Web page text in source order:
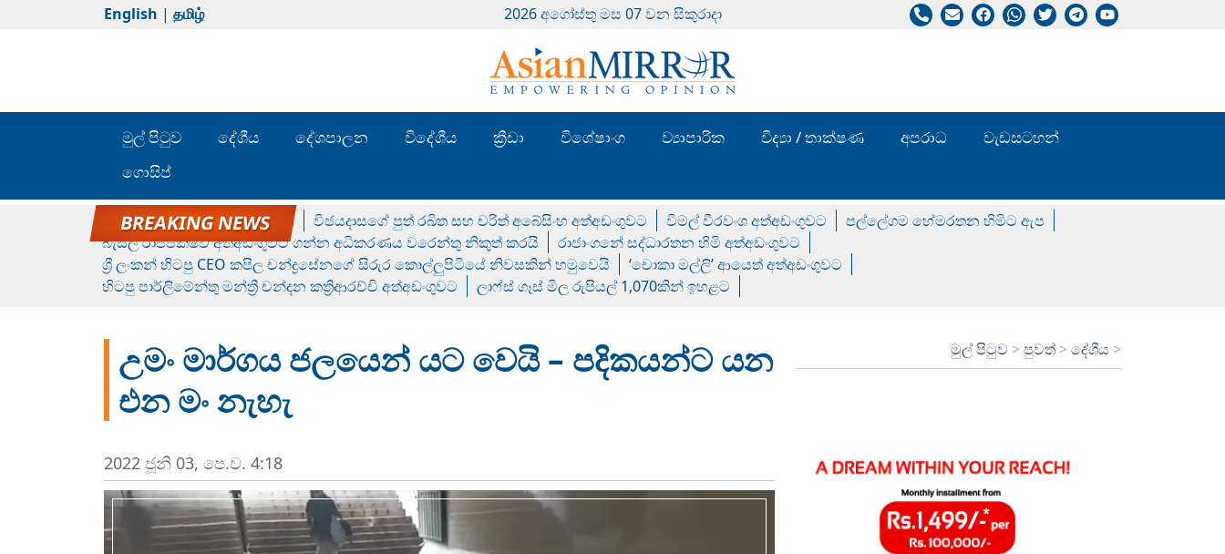
English | தமிழ் 2026 අගෝස්‍තු මස 07 වන සිකුරාදා
මුල් පිටුව දේශීය දේශපාලන විදේශීය ක්‍රීඩා විශේෂාංග ව්‍යාපාරික විද්‍යා / තාක්ෂණ අපරාධ
වැඩසටහන්
ගොසිප්
රන් ගෙනා රුමේෂ්ගේ හෙල්ලය විජයදාසගේ පුත් රඛිත සහ චරිත් අබේසිංහ අත්අඩංගුවට විමල් වීරවංශ අත්අඩංගුවට
පල්ලේගම හේමරතන හිමිට ඇප
බැසිල් රාජපක්ෂව අත්අඩංගුවට ගන්න අධිකරණය වරෙන්තු නිකුත් කරයි
රාජාංගනේ සද්ධාරතන හිමි අත්අඩංගුවට
ශ්‍රී ලංකන් හිටපු CEO කපිල චන්ද්‍රසේනගේ සිරුර කොල්ලුපිටියේ නිවසකින් හමුවෙයි
‘චොකා මල්ලි’ ආයෙත් අත්අඩංගුවට
හිටපු පාර්ලිමේන්තු මන්ත්‍රී චන්දන කත්‍රිආරච්චි අත්අඩංගුවට
ලාෆ්ස් ගෑස් මිල රුපියල් 1,070කින් ඉහළට
උමං මාර්ගය ජලයෙන් යට වෙයි – පදිකයන්ට යන
එන මං නැහැ
මුල් පිටුව >පුවත් >දේශීය >
2022 ජූනි 03, පෙ.ව. 4:18